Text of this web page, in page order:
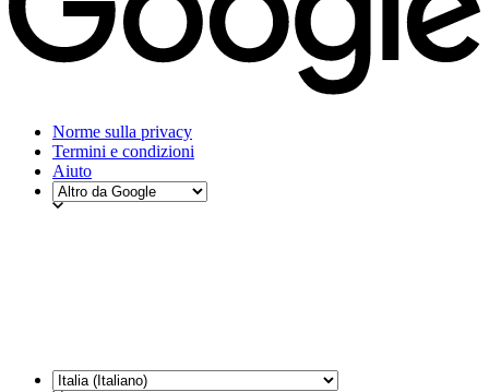
Norme sulla privacy
Termini e condizioni
Aiuto